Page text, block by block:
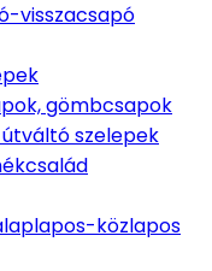
visszacsapó
gömbcsapok
szelepek
közlapos